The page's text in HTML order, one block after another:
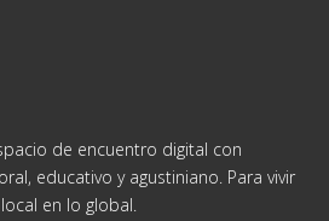
de encuentro digital con
educativo y agustiniano. Para vivir
en lo global.